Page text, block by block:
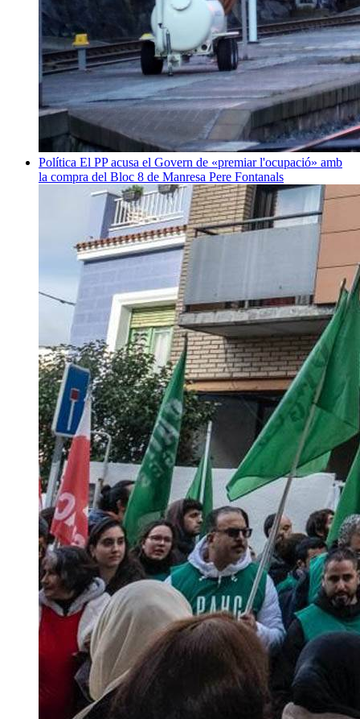
Política El PP acusa el Govern de «premiar l'ocupació» amb
la compra del Bloc 8 de Manresa Pere Fontanals